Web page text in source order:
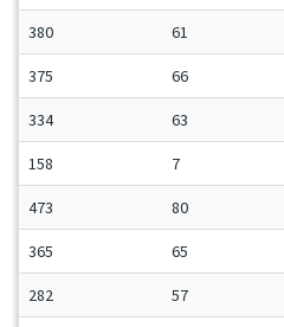
380 61
375 66
334 63
158 7
473 80
365 65
282 57